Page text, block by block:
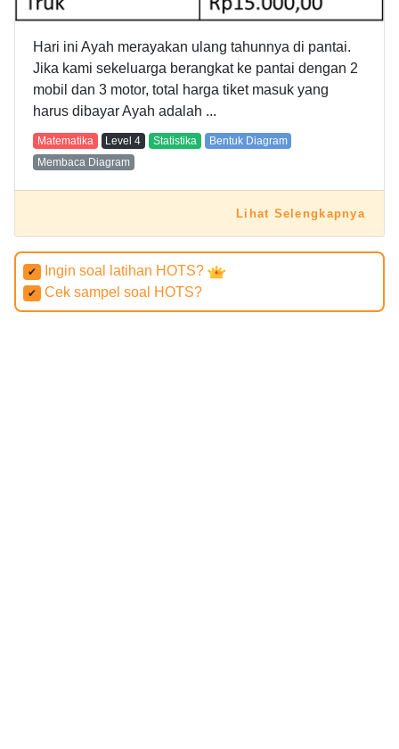
Hari ini Ayah merayakan ulang tahunnya di pantai.
Jika kami sekeluarga berangkat ke pantai dengan 2
mobil dan 3 motor, total harga tiket masuk yang
harus dibayar Ayah adalah ...
Matematika Level 4 Statistika
Bentuk Diagram
Membaca Diagram
Lihat Selengkapnya
✔ Ingin soal latihan HOTS?
✔ Cek sampel soal HOTS?